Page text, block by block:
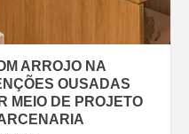
ARROJO NA
OUSADAS
MEIO DE PROJETO